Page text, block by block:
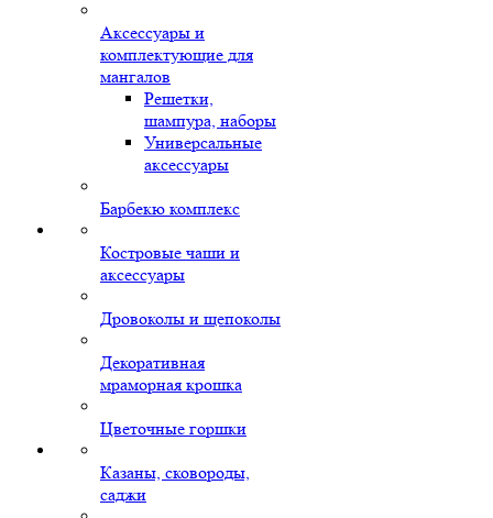
Аксессуары и
комплектующие для
мангалов
Решетки,
шампура, наборы
Универсальные
аксессуары
Барбекю комплекс
Костровые чаши и
аксессуары
Дровоколы и щепоколы
Декоративная
мраморная крошка
Цветочные горшки
Казаны, сковороды,
саджи